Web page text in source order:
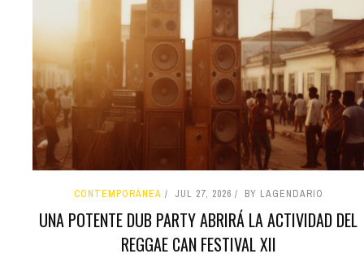
CONTEMPORÁNEA JUL 27, 2026 BY LAGENDARIO
UNA POTENTE DUB PARTY ABRIRÁ LA ACTIVIDAD DEL
REGGAE CAN FESTIVAL XII